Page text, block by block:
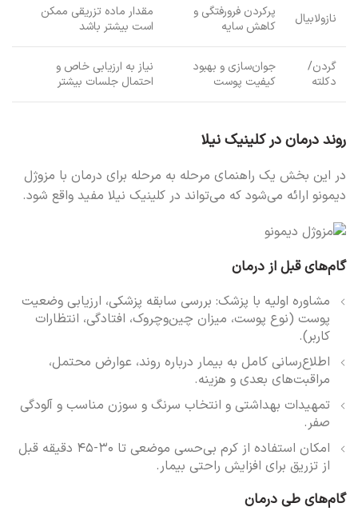
نازولابیال
پرکردن فرورفتگی و
کاهش سایه
مقدار ماده تزریقی ممکن
است بیشتر باشد
گردن/
دکلته
جوان‌سازی و بهبود
کیفیت پوست
نیاز به ارزیابی خاص و
احتمال جلسات بیشتر
روند درمان در کلینیک نیلا
در این بخش یک راهنمای مرحله به مرحله برای درمان با مزوژل
دیمونو ارائه می‌شود که می‌تواند در کلینیک نیلا مفید واقع شود.
گام‌های قبل از درمان
مشاوره اولیه با پزشک: بررسی سابقه پزشکی، ارزیابی وضعیت
پوست (نوع پوست، میزان چین‌وچروک، افتادگی، انتظارات
کاربر).
اطلاع‌رسانی کامل به بیمار درباره روند، عوارض محتمل،
مراقبت‌های بعدی و هزینه.
تمهیدات بهداشتی و انتخاب سرنگ و سوزن مناسب و آلودگی
صفر.
امکان استفاده از کرم بی‌حسی موضعی تا ۳۰-۴۵ دقیقه قبل
از تزریق برای افزایش راحتی بیمار.
گام‌های طی درمان